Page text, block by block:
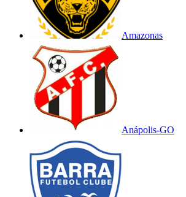
Amazonas
Anápolis-GO